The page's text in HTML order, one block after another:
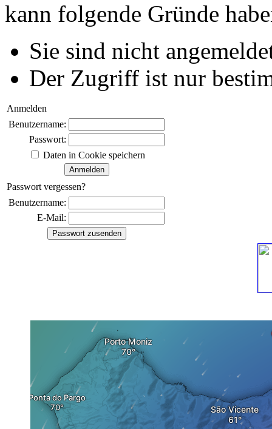
kann folgende Gründe
Sie sind nicht
Der Zugriff ist nur
Anmelden
Benutzername:
Passwort:
Daten in Cookie speichern
Passwort vergessen?
Benutzername:
E-Mail: